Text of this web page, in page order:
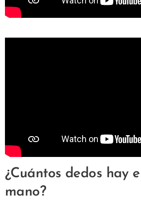
¿Cuántos dedos hay
mano?